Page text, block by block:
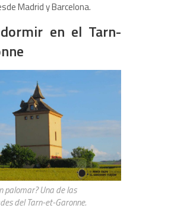
Madrid y Barcelona.
en el Tarn-
palomar? Una de las
del Tarn-et-Garonne.